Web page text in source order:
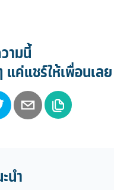
ามนี้
ค่แชร์ให้เพื่อนเลย
นำ